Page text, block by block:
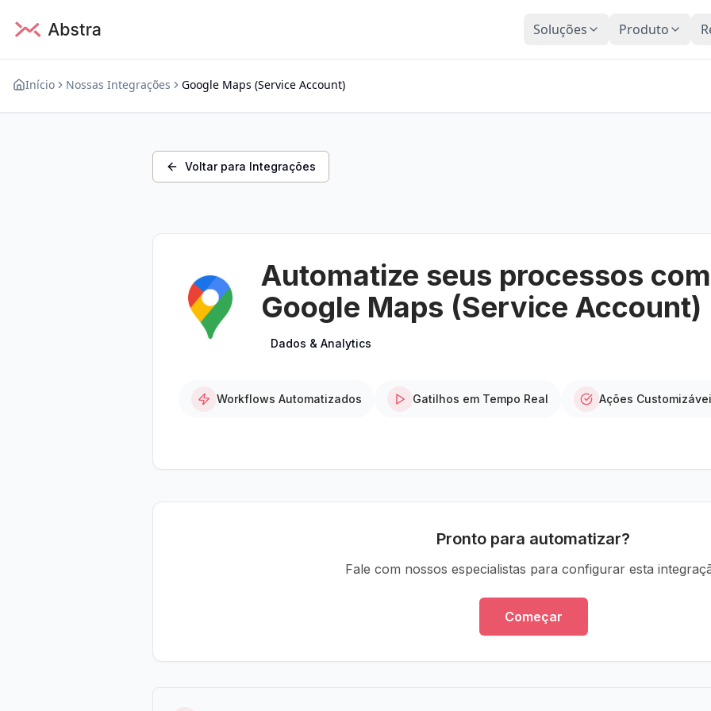
Soluções Produto
Início Nossas Integrações Google Maps (Service Account)
Voltar para Integrações
Automatize seus processos
Google Maps (Service Account)
Dados & Analytics
Workflows Automatizados Gatilhos em Tempo Real Ações
Pronto para automatizar?
Fale com nossos especialistas para configurar esta
Começar